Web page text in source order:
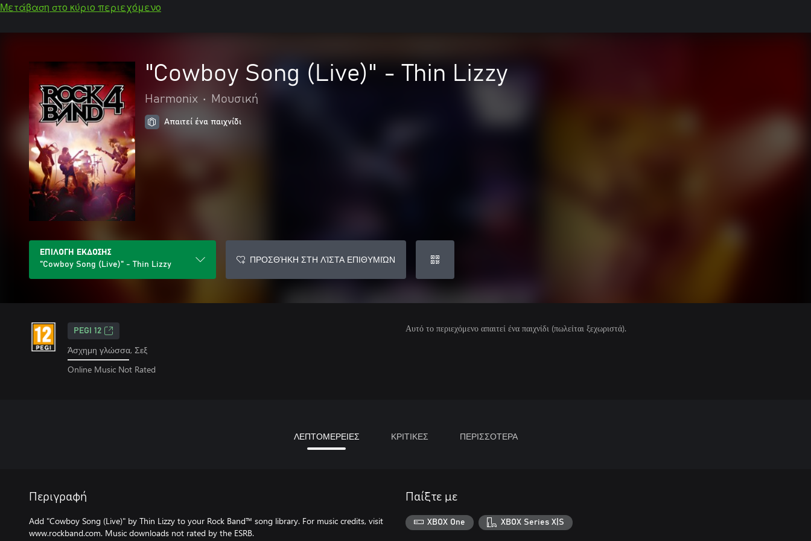
Μετάβαση στο κύριο περιεχόμενο
"Cowboy Song (Live)" - Thin Lizzy
Harmonix • Μουσική
Απαιτεί ένα παιχνίδι
ΕΠΙΛΟΓΗ ΕΚΔΟΣΗΣ
"Cowboy Song (Live)" - Thin Lizzy
ΠΡΟΣΘΉΚΗ ΣΤΗ ΛΊΣΤΑ ΕΠΙΘΥΜΙΏΝ
PEGI 12
Άσχημη γλώσσα, Σεξ
Online Music Not Rated
Αυτό το περιεχόμενο απαιτεί ένα παιχνίδι (πωλείται ξεχωριστά).
ΛΕΠΤΟΜΕΡΕΙΕΣ ΚΡΙΤΙΚΕΣ ΠΕΡΙΣΣΟΤΕΡΑ
Περιγραφή
Add "Cowboy Song (Live)" by Thin Lizzy to your Rock Band™ song library. For music credits, visit
www.rockband.com. Music downloads not rated by the ESRB.
Παίξτε με
XBOX One XBOX Series X|S